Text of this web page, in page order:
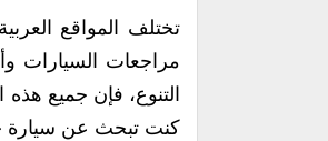
تختلف المواقع
مراجعات السيارات
التنوع، فإن جميع
كنت تبحث عن سيارة